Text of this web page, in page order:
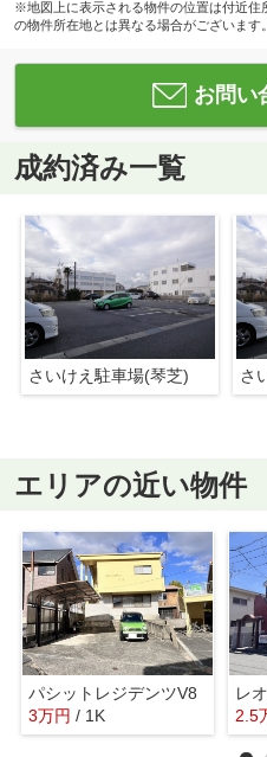
※地図上に表示される物件の位置は付近住
の物件所在地とは異なる場合がございます。
お問い
成約済み一覧
さいけえ駐車場(琴芝) さ
エリアの近い物件
パシットレジデンツV8
3万円 / 1K
レ
2.5